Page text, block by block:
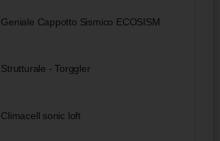
Geniale Cappotto Sismico ECOSISM
Strutturale - Torggler
Climacell sonic loft